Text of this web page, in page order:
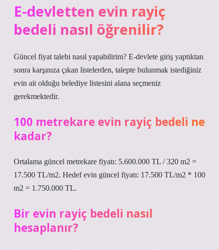
E-devletten evin rayiç
bedeli nasıl öğrenilir?
Güncel fiyat talebi nasıl yapabilirim? E-devlete giriş yaptıktan
sonra karşınıza çıkan listelerden, talepte bulunmak istediğiniz
evin ait olduğu belediye listesini alana seçmeniz
gerekmektedir.
100 metrekare evin rayiç bedeli ne
kadar?
Ortalama güncel metrekare fiyatı: 5.600.000 TL / 320 m2 =
17.500 TL/m2. Hedef evin güncel fiyatı: 17.500 TL/m2 * 100
m2 = 1.750.000 TL.
Bir evin rayiç bedeli nasıl
hesaplanır?